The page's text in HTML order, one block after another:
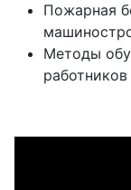
Пожарная
Методы